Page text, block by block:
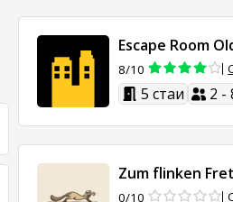
Escape Room
8/10
5 стаи 2 -
Zum flinken
0/10